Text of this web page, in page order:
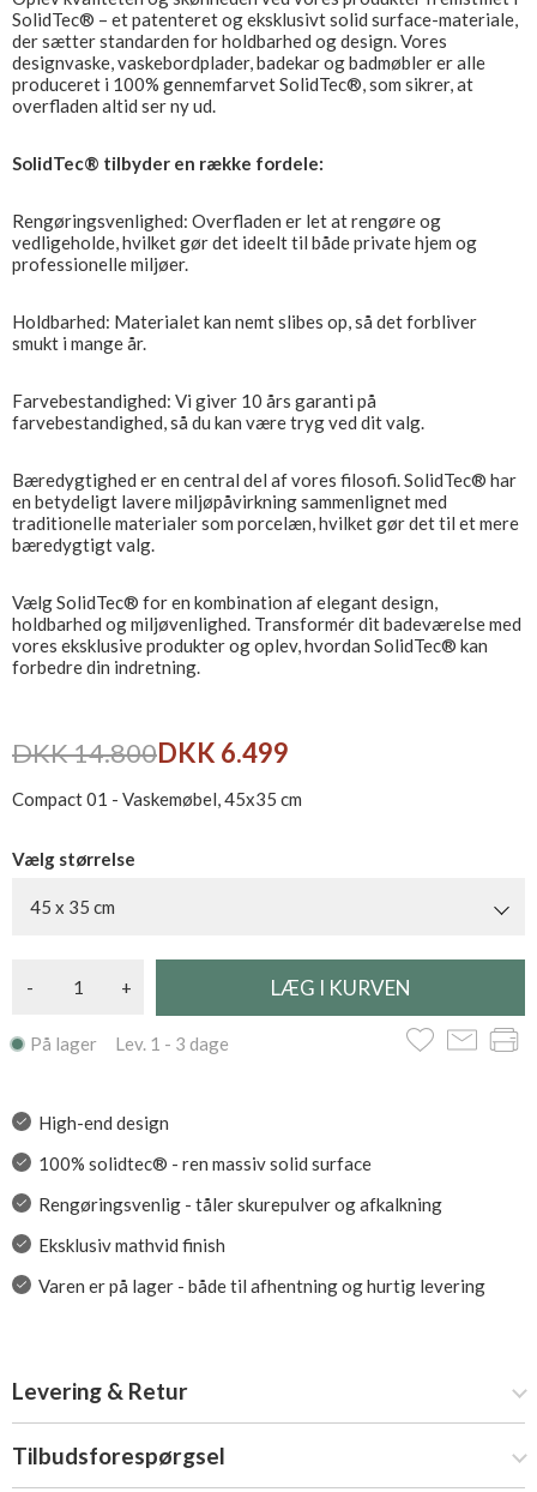
SolidTec® – et patenteret og eksklusivt solid surface-materiale,
der sætter standarden for holdbarhed og design. Vores
designvaske, vaskebordplader, badekar og badmøbler er alle
produceret i 100% gennemfarvet SolidTec®, som sikrer, at
overfladen altid ser ny ud.
SolidTec® tilbyder en række fordele:
Rengøringsvenlighed: Overfladen er let at rengøre og
vedligeholde, hvilket gør det ideelt til både private hjem og
professionelle miljøer.
Holdbarhed: Materialet kan nemt slibes op, så det forbliver
smukt i mange år.
Farvebestandighed: Vi giver 10 års garanti på
farvebestandighed, så du kan være tryg ved dit valg.
Bæredygtighed er en central del af vores filosofi. SolidTec® har
en betydeligt lavere miljøpåvirkning sammenlignet med
traditionelle materialer som porcelæn, hvilket gør det til et mere
bæredygtigt valg.
Vælg SolidTec® for en kombination af elegant design,
holdbarhed og miljøvenlighed. Transformér dit badeværelse med
vores eksklusive produkter og oplev, hvordan SolidTec® kan
forbedre din indretning.
DKK 14.800DKK 6.499
Compact 01 - Vaskemøbel, 45x35 cm
Vælg størrelse
45 x 35 cm
- +
På lager Lev. 1 - 3 dage
High-end design
100% solidtec® - ren massiv solid surface
Rengøringsvenlig - tåler skurepulver og afkalkning
Eksklusiv mathvid finish
Varen er på lager - både til afhentning og hurtig levering
Levering & Retur
Tilbudsforespørgsel